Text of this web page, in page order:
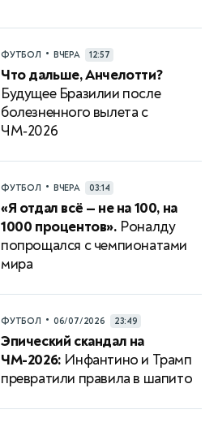
ФУТБОЛ • ВЧЕРА 12:57
Что дальше, Анчелотти?
Будущее Бразилии после
болезненного вылета с
ЧМ‑2026
ФУТБОЛ • ВЧЕРА 03:14
«Я отдал всё — не на 100, на
1000 процентов». Роналду
попрощался с чемпионатами
мира
ФУТБОЛ • 06/07/2026 23:49
Эпический скандал на
ЧМ-2026: Инфантино и Трамп
превратили правила в шапито